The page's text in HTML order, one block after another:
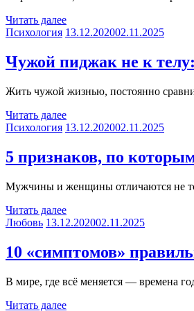
Читать далее
Психология 13.12.202002.11.2025
Чужой пиджак не к
Жить чужой жизнью, постоянно
Читать далее
Психология 13.12.202002.11.2025
5 признаков, по
Мужчины и женщины отличаются не
Читать далее
Любовь 13.12.202002.11.2025
10 «симптомов»
В мире, где всё меняется — времена
Читать далее